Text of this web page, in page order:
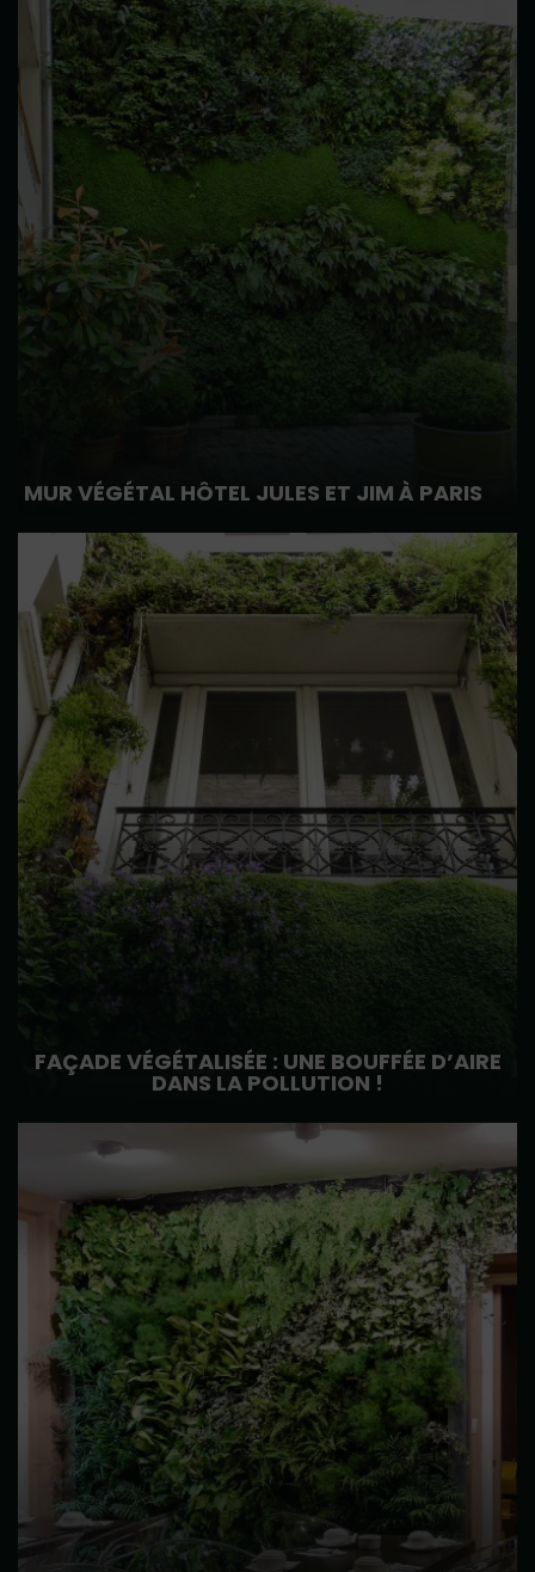
MUR VÉGÉTAL HÔTEL JULES ET JIM À PARIS
FAÇADE VÉGÉTALISÉE : UNE BOUFFÉE D’AIRE
DANS LA POLLUTION !